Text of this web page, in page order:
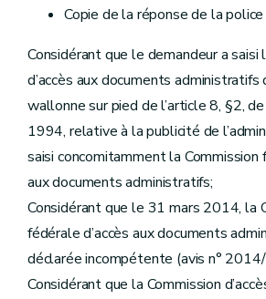
Copie de la réponse de la police
Considérant que le demandeur a saisi
d’accès aux documents administratifs
wallonne sur pied de l’article 8, §2,
1994, relative à la publicité de
saisi concomitamment la Commission
aux documents administratifs;
Considérant que le 31 mars 2014, la
fédérale d’accès aux documents
déclarée incompétente (avis n°
Considérant que la Commission